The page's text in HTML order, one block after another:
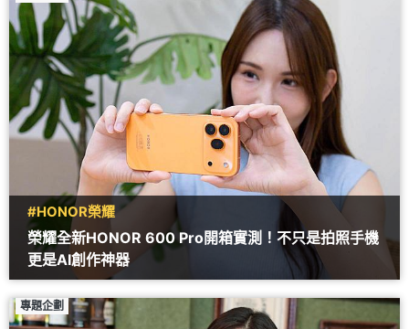
#HONOR榮耀
榮耀全新HONOR 600 Pro開箱實測！不只是拍照手機
更是AI創作神器
專題企劃